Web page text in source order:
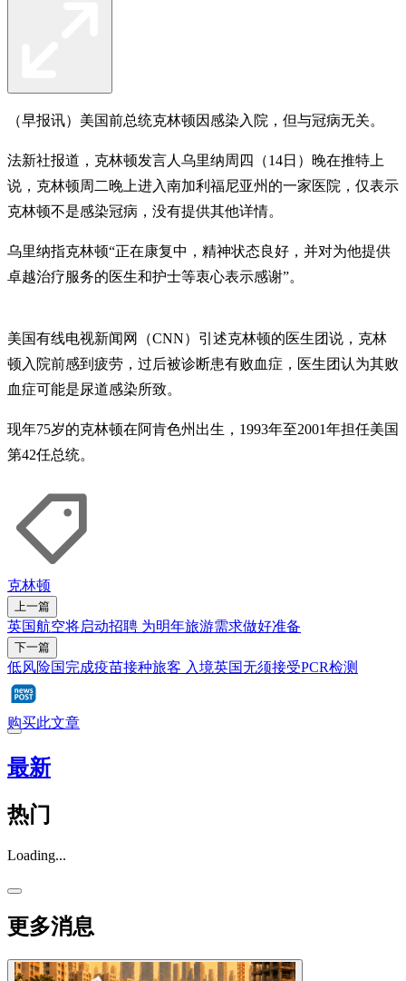
（早报讯）美国前总统克林顿因感染入院，但与冠病无关。
法新社报道，克林顿发言人乌里纳周四（14日）晚在推特上
说，克林顿周二晚上进入南加利福尼亚州的一家医院，仅表示
克林顿不是感染冠病，没有提供其他详情。
乌里纳指克林顿“正在康复中，精神状态良好，并对为他提供
卓越治疗服务的医生和护士等衷心表示感谢”。
美国有线电视新闻网（CNN）引述克林顿的医生团说，克林
顿入院前感到疲劳，过后被诊断患有败血症，医生团认为其败
血症可能是尿道感染所致。
现年75岁的克林顿在阿肯色州出生，1993年至2001年担任美国
第42任总统。
克林顿
上一篇
英国航空将启动招聘 为明年旅游需求做好准备
下一篇
低风险国完成疫苗接种旅客 入境英国无须接受PCR检测
购买此文章
最新
热门
Loading...
更多消息